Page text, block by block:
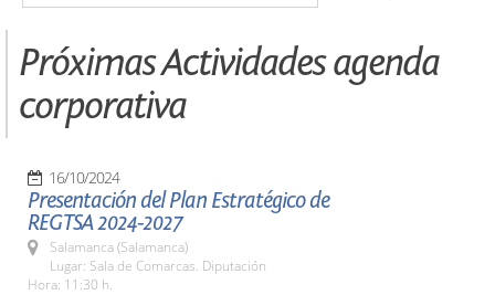
Próximas Actividades agenda
corporativa
16/10/2024
Presentación del Plan Estratégico de
REGTSA 2024-2027
Salamanca (Salamanca)
Lugar: Sala de Comarcas. Diputación
Hora: 11:30 h.